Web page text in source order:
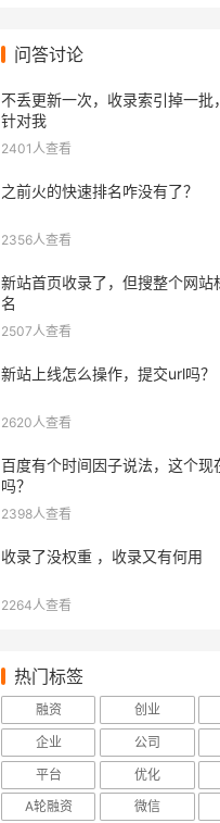
问答讨论
不丢更新一次，收录索引掉一批
针对我
2401人查看
之前火的快速排名咋没有了？
2356人查看
新站首页收录了，但搜整个网站
名
2507人查看
新站上线怎么操作，提交url吗？
2620人查看
百度有个时间因子说法，这个现
吗？
2398人查看
收录了没权重 ，收录又有何用
2264人查看
热门标签
融资 创业
企业
公司
平台
优化
A轮融资
微信